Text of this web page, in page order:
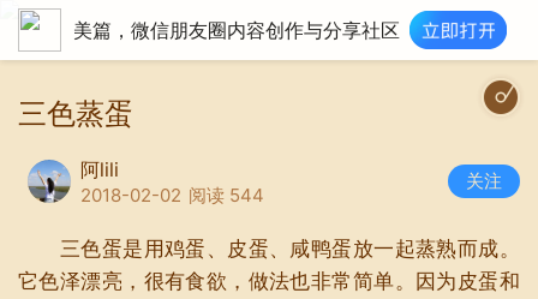
美篇，微信朋友圈内容创作与分享社区
三色蒸蛋
阿lili
2018-02-02 阅读 544
关注
三色蛋是用鸡蛋、皮蛋、咸鸭蛋放一起蒸熟而成。
它色泽漂亮，很有食欲，做法也非常简单。因为皮蛋和